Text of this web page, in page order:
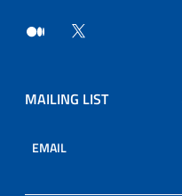
MAILING LIST
EMAIL